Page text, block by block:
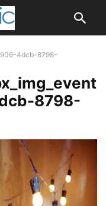
4dcb-8798-
8798-